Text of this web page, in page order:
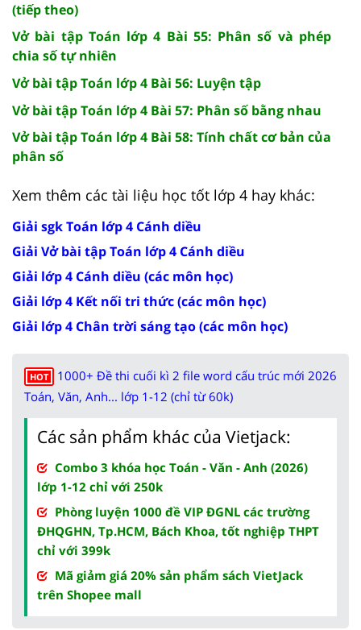
(tiếp theo)
Vở bài tập Toán lớp 4 Bài 55: Phân số và phép
chia số tự nhiên
Vở bài tập Toán lớp 4 Bài 56: Luyện tập
Vở bài tập Toán lớp 4 Bài 57: Phân số bằng nhau
Vở bài tập Toán lớp 4 Bài 58: Tính chất cơ bản của
phân số
Xem thêm các tài liệu học tốt lớp 4 hay khác:
Giải sgk Toán lớp 4 Cánh diều
Giải Vở bài tập Toán lớp 4 Cánh diều
Giải lớp 4 Cánh diều (các môn học)
Giải lớp 4 Kết nối tri thức (các môn học)
Giải lớp 4 Chân trời sáng tạo (các môn học)
HOT
1000+ Đề thi cuối kì 2 file word cấu trúc mới 2026
Toán, Văn, Anh... lớp 1-12 (chỉ từ 60k)
Các sản phẩm khác của Vietjack:
Combo 3 khóa học Toán - Văn - Anh (2026)
lớp 1-12 chỉ với 250k
Phòng luyện 1000 đề VIP ĐGNL các trường
ĐHQGHN, Tp.HCM, Bách Khoa, tốt nghiệp THPT
chỉ với 399k
Mã giảm giá 20% sản phẩm sách VietJack
trên Shopee mall